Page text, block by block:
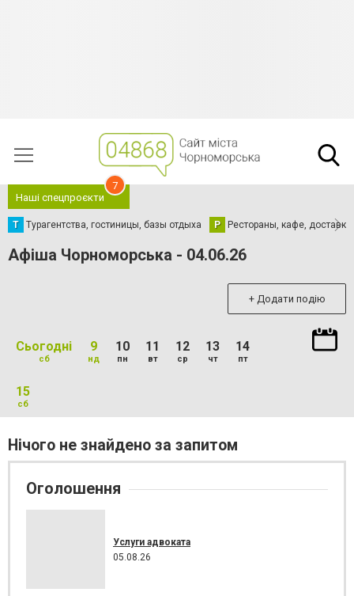
Наші спецпроєкти
7
Т Турагентства, гостиницы, базы отдыха Р Рестораны, кафе,
Афіша Чорноморська - 04.06.26
+ Додати подію
Сьогодні
сб
9
нд
10
пн
11
вт
12
ср
13
чт
14
пт
15
сб
Нічого не знайдено за запитом
Оголошення
Услуги адвоката
05.08.26